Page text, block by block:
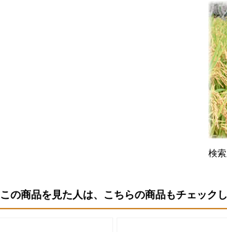
検
この商品を見た人は、こちらの商品もチェック